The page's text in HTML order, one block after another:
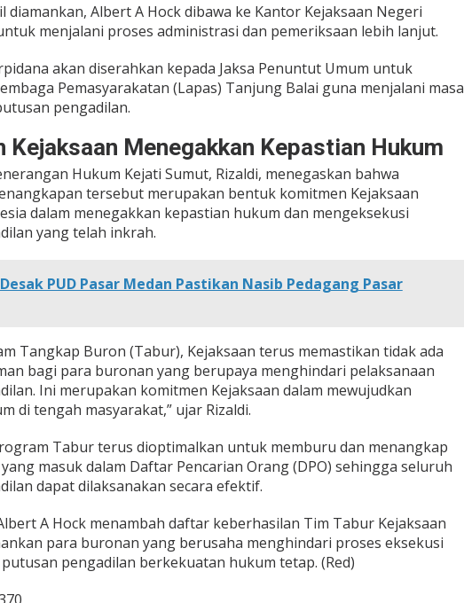
diamankan, Albert A Hock dibawa ke Kantor Kejaksaan Negeri
menjalani proses administrasi dan pemeriksaan lebih lanjut.
akan diserahkan kepada Jaksa Penuntut Umum untuk
Pemasyarakatan (Lapas) Tanjung Balai guna menjalani masa
pengadilan.
Kejaksaan Menegakkan Kepastian Hukum
Hukum Kejati Sumut, Rizaldi, menegaskan bahwa
tersebut merupakan bentuk komitmen Kejaksaan
dalam menegakkan kepastian hukum dan mengeksekusi
yang telah inkrah.
Desak PUD Pasar Medan Pastikan Nasib Pedagang Pasar
Tangkap Buron (Tabur), Kejaksaan terus memastikan tidak ada
bagi para buronan yang berupaya menghindari pelaksanaan
Ini merupakan komitmen Kejaksaan dalam mewujudkan
di tengah masyarakat,” ujar Rizaldi.
Tabur terus dioptimalkan untuk memburu dan menangkap
masuk dalam Daftar Pencarian Orang (DPO) sehingga seluruh
dapat dilaksanakan secara efektif.
A Hock menambah daftar keberhasilan Tim Tabur Kejaksaan
para buronan yang berusaha menghindari proses eksekusi
pengadilan berkekuatan hukum tetap. (Red)